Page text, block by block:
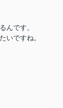
んです。
いですね。